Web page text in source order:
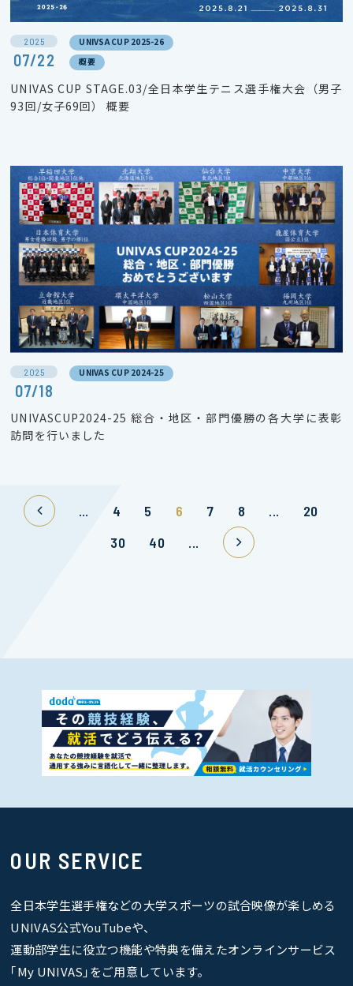
2025
07/22
UNIVSA CUP 2025-26
概要
UNIVAS CUP STAGE.03/全日本学生テニス選手権大会（男子
93回/女子69回） 概要
2025
07/18
UNIVAS CUP 2024-25
UNIVASCUP2024-25 総合・地区・部門優勝の各大学に表彰
訪問を行いました
... 4 5 6 7 8 ...
20
30
40 ...
OUR SERVICE
全日本学生選手権などの大学スポーツの試合映像が楽しめる
UNIVAS公式YouTubeや、
運動部学生に役立つ機能や特典を備えたオンラインサービス
｢My UNIVAS｣をご用意しています。